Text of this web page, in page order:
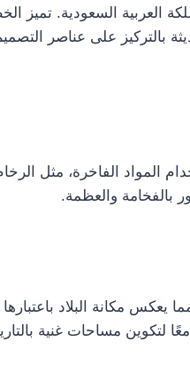
العربية السعودية. تميز
بالتركيز على عناصر
الفاخرة، مثل
بالفخامة والعظمة.
يعكس مكانة البلاد
لتكوين مساحات غنية